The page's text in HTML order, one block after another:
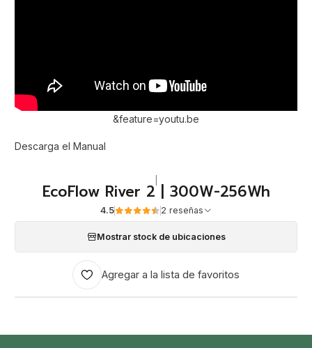
&feature=youtu.be
Descarga el Manual
EcoFlow River 2 | 300W-256Wh
4.5 2 reseñas
Mostrar stock de ubicaciones
Agregar a la lista de favoritos